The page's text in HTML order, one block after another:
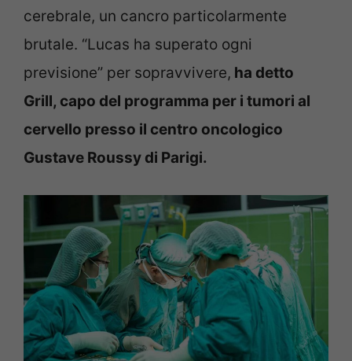
cerebrale, un cancro particolarmente
brutale. “Lucas ha superato ogni
previsione” per sopravvivere, ha detto
Grill, capo del programma per i tumori al
cervello presso il centro oncologico
Gustave Roussy di Parigi.